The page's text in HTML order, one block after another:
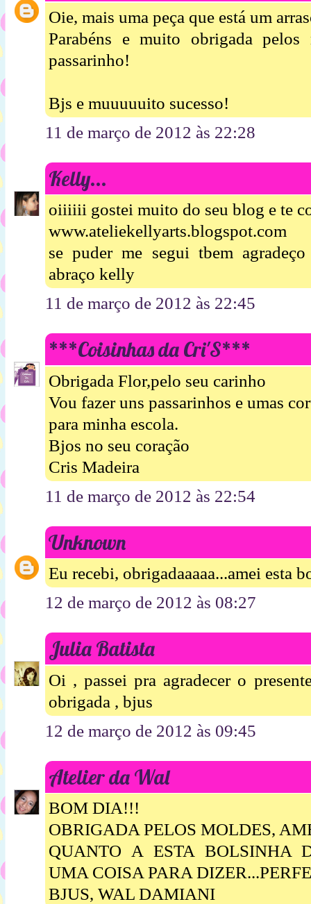
Oie, mais uma peça que está um
Parabéns e muito obrigada
passarinho!
Bjs e muuuuuito sucesso!
11 de março de 2012 às 22:28
Kelly...
oiiiiii gostei muito do seu blog e te
www.ateliekellyarts.blogspot.com
se puder me segui tbem
abraço kelly
11 de março de 2012 às 22:45
***Coisinhas da Cri'S***
Obrigada Flor,pelo seu carinho
Vou fazer uns passarinhos e umas
para minha escola.
Bjos no seu coração
Cris Madeira
11 de março de 2012 às 22:54
Unknown
Eu recebi, obrigadaaaaa...amei esta
12 de março de 2012 às 08:27
Julia Batista
Oi , passei pra agradecer o
obrigada , bjus
12 de março de 2012 às 09:45
Atelier da Wal
BOM DIA!!!
OBRIGADA PELOS MOLDES,
QUANTO A ESTA BOLSINHA
UMA COISA PARA
BJUS, WAL DAMIANI